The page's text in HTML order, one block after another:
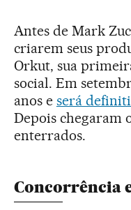
Antes de Mark
criarem seus
Orkut, sua
social. Em
anos e será
Depois chegaram
enterrados.
Concorrência